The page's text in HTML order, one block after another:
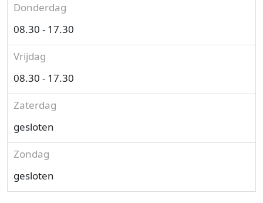
Donderdag
08.30 - 17.30
Vrijdag
08.30 - 17.30
Zaterdag
gesloten
Zondag
gesloten